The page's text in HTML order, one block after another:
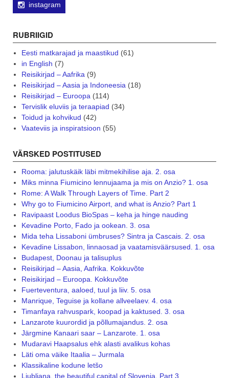
instagram
RUBRIIGID
Eesti matkarajad ja maastikud (61)
in English (7)
Reisikirjad – Aafrika(9)
Reisikirjad – Aasia ja Indoneesia(18)
Reisikirjad – Euroopa(114)
Tervislik eluviis ja teraapiad (34)
Toidud ja kohvikud (42)
Vaateviis ja inspiratsioon (55)
VÄRSKED POSTITUSED
Rooma: jalutuskäik läbi mitmekihilise aja. 2. osa
Miks minna Fiumicino lennujaama ja mis on Anzio? 1. osa
Rome: A Walk Through Layers of Time. Part 2
Why go to Fiumicino Airport, and what is Anzio? Part 1
Ravipaast Loodus BioSpas – keha ja hinge nauding
Kevadine Porto, Fado ja ookean. 3. osa
Mida teha Lissaboni ümbruses? Sintra ja Cascais. 2. osa
Kevadine Lissabon, linnaosad ja vaatamisväärsused. 1. osa
Budapest, Doonau ja talisuplus
Reisikirjad – Aasia, Aafrika. Kokkuvõte
Reisikirjad – Euroopa. Kokkuvõte
Fuerteventura, aaloed, tuul ja liiv. 5. osa
Manrique, Teguise ja kollane allveelaev. 4. osa
Timanfaya rahvuspark, koopad ja kaktused. 3. osa
Lanzarote kuurordid ja põllumajandus. 2. osa
Järgmine Kanaari saar – Lanzarote. 1. osa
Mudaravi Haapsalus ehk alasti avalikus kohas
Läti oma väike Itaalia – Jurmala
Klassikaline kodune letšo
Ljubljana, the beautiful capital of Slovenia. Part 3